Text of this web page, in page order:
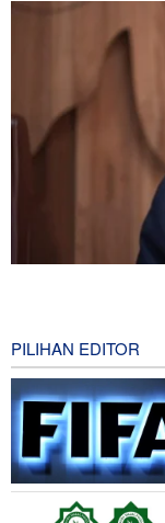
Presiden Iran: Kami
Diambil Pemimpin
Trump Murka Soal
dengan Bui
PILIHAN EDITOR